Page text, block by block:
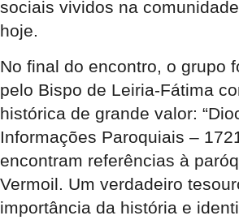
sociais vividos na
hoje.
No final do encontro, o grupo
pelo Bispo de Leiria-Fátima
histórica de grande valor: “
Informações Paroquiais – 1721
encontram referências à
Vermoil. Um verdadeiro
importância da história e